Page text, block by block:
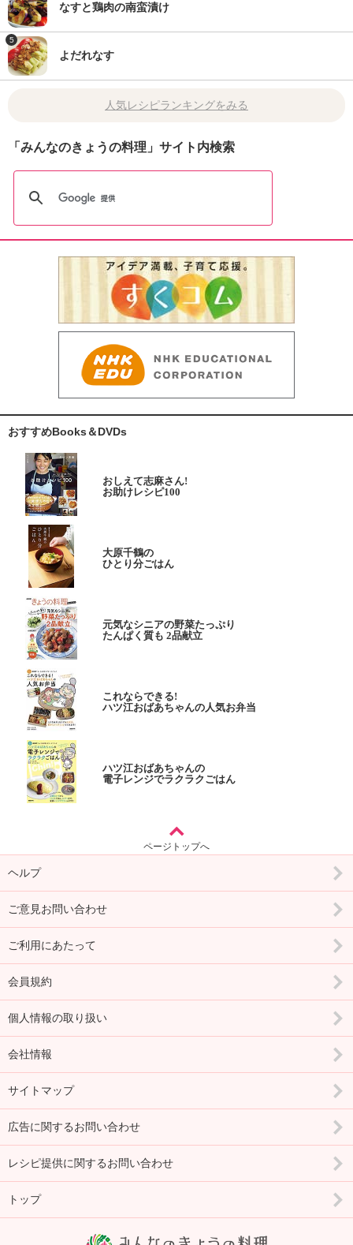
なすと鶏肉の南蛮漬け
5
よだれなす
人気レシピランキングをみる
「みんなのきょうの料理」サイト内検索
おすすめBooks＆DVDs
おしえて志麻さん!
お助けレシピ100
大原千鶴の
ひとり分ごはん
元気なシニアの野菜たっぷり
たんぱく質も 2品献立
これならできる!
ハツ江おばあちゃんの人気お弁当
ハツ江おばあちゃんの
電子レンジでラクラクごはん
ページトップへ
ヘルプ
ご意見お問い合わせ
ご利用にあたって
会員規約
個人情報の取り扱い
会社情報
サイトマップ
広告に関するお問い合わせ
レシピ提供に関するお問い合わせ
トップ